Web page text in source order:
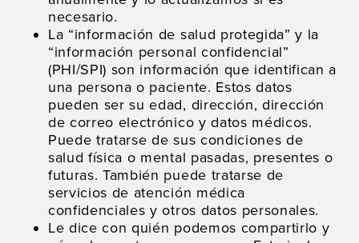
necesario.
La “información de salud protegida” y la
“información personal confidencial”
(PHI/SPI) son información que identifican a
una persona o paciente. Estos datos
pueden ser su edad, dirección, dirección
de correo electrónico y datos médicos.
Puede tratarse de sus condiciones de
salud física o mental pasadas, presentes o
futuras. También puede tratarse de
servicios de atención médica
confidenciales y otros datos personales.
Le dice con quién podemos compartirlo y